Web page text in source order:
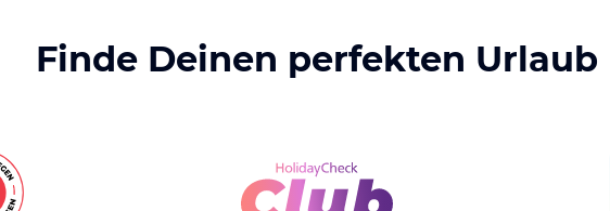
Finde Deinen perfekten Urlaub